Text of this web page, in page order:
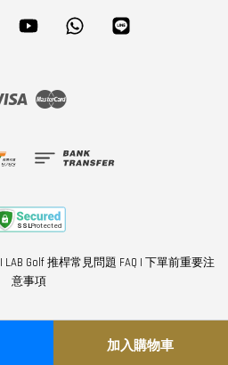
加入購物車
Instagram YouTube Whatsapp
Visa Master
| LAB Golf 推桿常見問題 FAQ | 下單前重要注
意事項
Share on Twitter